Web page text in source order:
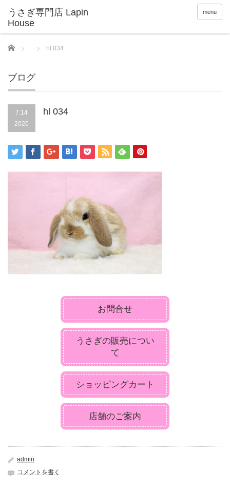
menu
Home hl 034
ブログ
7.14
2020
hl 034
お問合せ
うさぎの販売につい
て
ショッピングカート
店舗のご案内
admin
コメントを書く